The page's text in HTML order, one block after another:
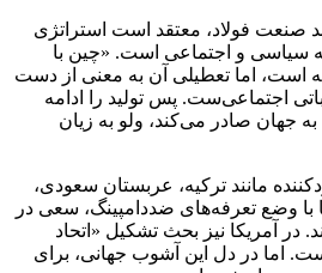
صنعت فولاد، معتقد است استراتژی
سیاسی و اجتماعی است. «چین با
است، اما تعطیلی آن به معنی از دست
اجتماعی‌ست. پس تولید را ادامه
جهان صادر می‌کند، ولو به زیان
مانند ترکیه، عربستان سعودی،
با وضع تعرفه‌های ضددامپینگ، سعی در
در آمریکا نیز بحث تشکیل «اتحاد
اما در دل این آشوب جهانی، برای